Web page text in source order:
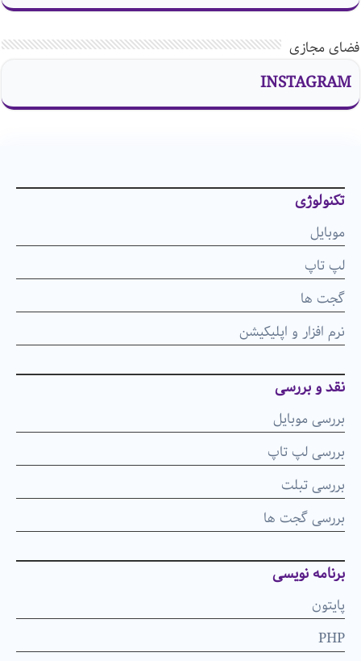
فضای مجازی
INSTAGRAM
تکنولوژی
موبایل
لپ تاپ
گجت ها
نرم افزار و اپلیکیشن
نقد و بررسی
بررسی موبایل
بررسی لپ تاپ
بررسی تبلت
بررسی گجت ها
برنامه نویسی
پایتون
PHP